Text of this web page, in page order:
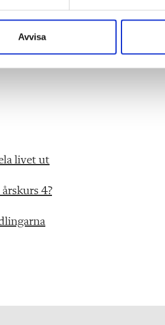
Avvisa
elevernas problem. Jag
mer hjälp och man fortsätter
livet ut
4?